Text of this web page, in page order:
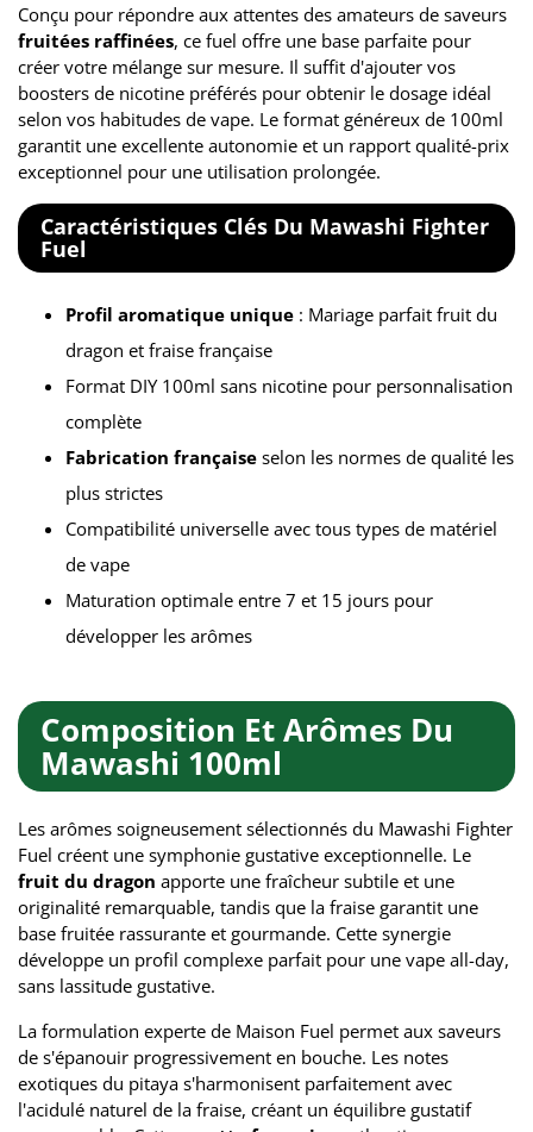
Conçu pour répondre aux attentes des amateurs de saveurs
fruitées raffinées, ce fuel offre une base parfaite pour
créer votre mélange sur mesure. Il suffit d'ajouter vos
boosters de nicotine préférés pour obtenir le dosage idéal
selon vos habitudes de vape. Le format généreux de 100ml
garantit une excellente autonomie et un rapport qualité-prix
exceptionnel pour une utilisation prolongée.
Caractéristiques Clés Du Mawashi Fighter
Fuel
Profil aromatique unique : Mariage parfait fruit du
dragon et fraise française
Format DIY 100ml sans nicotine pour personnalisation
complète
Fabrication française selon les normes de qualité les
plus strictes
Compatibilité universelle avec tous types de matériel
de vape
Maturation optimale entre 7 et 15 jours pour
développer les arômes
Composition Et Arômes Du
Mawashi 100ml
Les arômes soigneusement sélectionnés du Mawashi Fighter
Fuel créent une symphonie gustative exceptionnelle. Le
fruit du dragon apporte une fraîcheur subtile et une
originalité remarquable, tandis que la fraise garantit une
base fruitée rassurante et gourmande. Cette synergie
développe un profil complexe parfait pour une vape all-day,
sans lassitude gustative.
La formulation experte de Maison Fuel permet aux saveurs
de s'épanouir progressivement en bouche. Les notes
exotiques du pitaya s'harmonisent parfaitement avec
l'acidulé naturel de la fraise, créant un équilibre gustatif